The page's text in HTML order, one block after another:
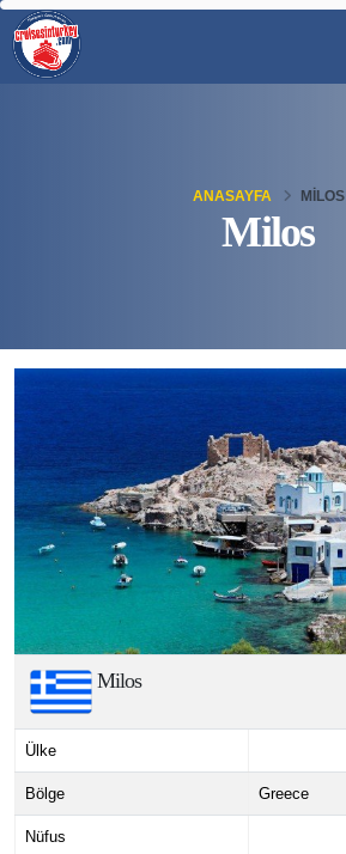
Milos
ANASAYFA MILOS
Milos
Ülke
Bölge Greece
Nüfus